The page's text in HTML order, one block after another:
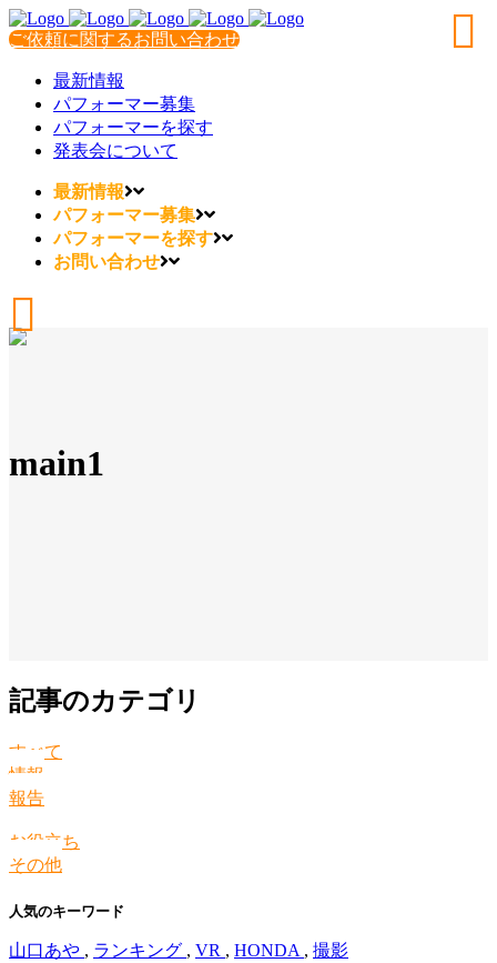
ご依頼に関するお問い合わせ
最新情報
パフォーマー募集
パフォーマーを探す
発表会について
最新情報
パフォーマー募集
パフォーマーを探す
お問い合わせ
main1
記事のカテゴリ
すべて
情報
報告
お役立ち
その他
人気のキーワード
山口あや , ランキング , VR , HONDA , 撮影